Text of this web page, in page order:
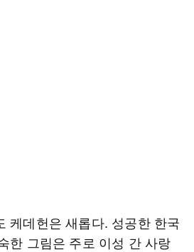
케데헌은 새롭다. 성공한 한국
한 그림은 주로 이성 간 사랑